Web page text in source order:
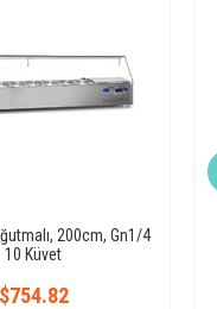
200cm, Gn1/4
10 Küvet
$754.82